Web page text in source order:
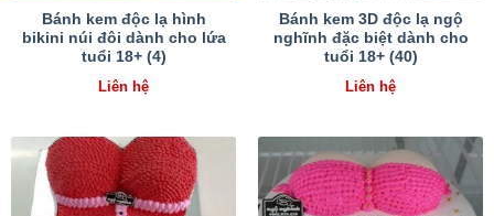
Bánh kem độc lạ hình
bikini núi đôi dành cho lứa
tuổi 18+ (4)
Liên hệ
Bánh kem 3D độc lạ ngộ
nghĩnh đặc biệt dành cho
tuổi 18+ (40)
Liên hệ